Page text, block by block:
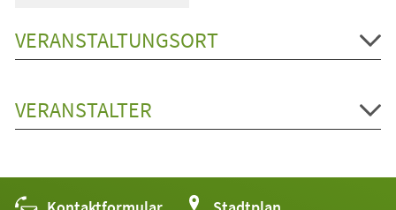
VERANSTALTUNGSORT
VERANSTALTER